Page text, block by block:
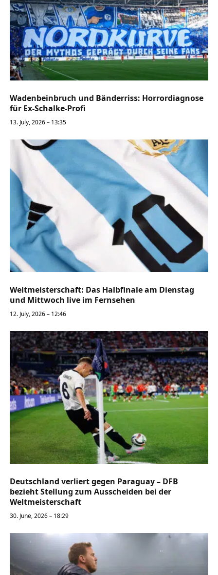
Wadenbeinbruch und Bänderriss: Horrordiagnose
für Ex-Schalke-Profi
13. July, 2026 – 13:35
Weltmeisterschaft: Das Halbfinale am Dienstag
und Mittwoch live im Fernsehen
12. July, 2026 – 12:46
Deutschland verliert gegen Paraguay – DFB
bezieht Stellung zum Ausscheiden bei der
Weltmeisterschaft
30. June, 2026 – 18:29